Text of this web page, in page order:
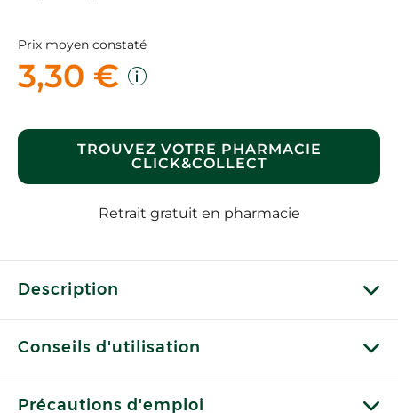
Prix moyen constaté
3,30 €
TROUVEZ VOTRE PHARMACIE
CLICK&COLLECT
Retrait gratuit en pharmacie
Description
Conseils d'utilisation
Précautions d'emploi